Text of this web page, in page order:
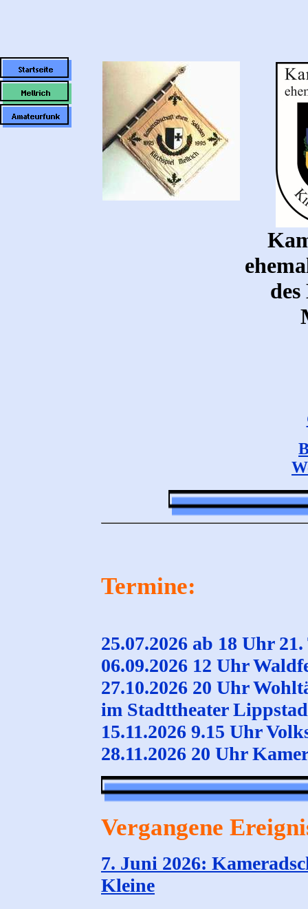
Termine:
25.07.2026 ab 18 Uhr
06.09.2026 12 Uhr
27.10.2026 20 Uhr
im Stadttheater
15.11.2026 9.15 Uhr
28.11.2026 20 Uhr
Vergangene
7. Juni 2026:
Kleine